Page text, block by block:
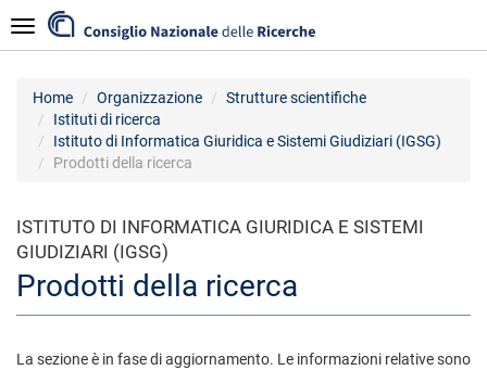
al
contenuto
Navigazione
Home Organizzazione
Strutture scientifiche
Istituti di ricerca
Istituto di Informatica Giuridica e Sistemi Giudiziari (IGSG)
Prodotti della ricerca
ISTITUTO DI INFORMATICA GIURIDICA E SISTEMI
GIUDIZIARI (IGSG)
Prodotti della ricerca
La sezione è in fase di aggiornamento. Le informazioni relative sono